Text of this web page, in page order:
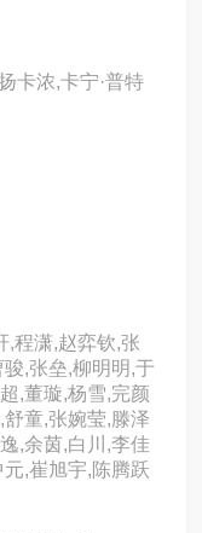
卡浓,卡宁·普特
,程潇,赵弈钦,张
骏,张垒,柳明明,于
,董璇,杨雪,完颜
舒童,张婉莹,滕泽
,余茵,白川,李佳
元,崔旭宇,陈腾跃